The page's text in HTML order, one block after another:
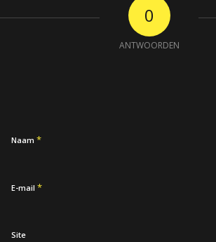
0
ANTWOORDEN
Naam *
E-mail *
Site